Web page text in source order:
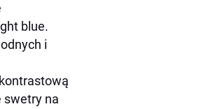
blue.
i
swetry na